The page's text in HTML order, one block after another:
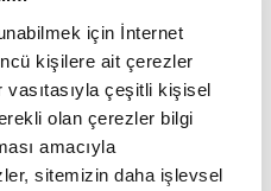
için İnternet
kişilere ait çerezler
vasıtasıyla çeşitli kişisel
olan çerezler bilgi
amacıyla
sitemizin daha işlevsel
Uygulamamızı İndirin
MAKALELER